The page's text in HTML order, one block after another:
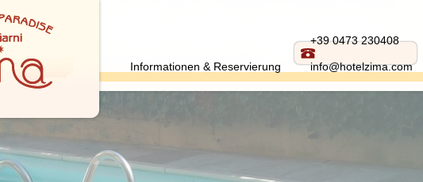
Informationen & Reservierung
+39 0473 230408
info@hotelzima.com